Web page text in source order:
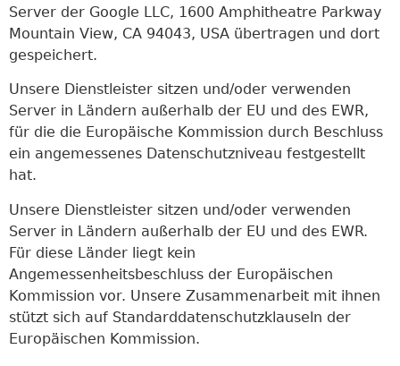
Server der Google LLC, 1600 Amphitheatre Parkway
Mountain View, CA 94043, USA übertragen und dort
gespeichert.
Unsere Dienstleister sitzen und/oder verwenden
Server in Ländern außerhalb der EU und des EWR,
für die die Europäische Kommission durch Beschluss
ein angemessenes Datenschutzniveau festgestellt
hat.
Unsere Dienstleister sitzen und/oder verwenden
Server in Ländern außerhalb der EU und des EWR.
Für diese Länder liegt kein
Angemessenheitsbeschluss der Europäischen
Kommission vor. Unsere Zusammenarbeit mit ihnen
stützt sich auf Standarddatenschutzklauseln der
Europäischen Kommission.